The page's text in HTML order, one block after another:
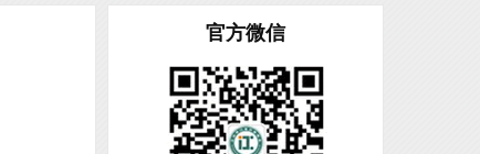
官方微信